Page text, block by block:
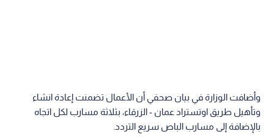
وأضافت الوزارة في بيان صحفي أن الأعمال تضمنت إعادة انشاء
وتأهيل طريق اوتستراد عمان - الزرقاء، بثلاثة مسارب لكل اتجاه
بالإضافة إلى مسارب الباص سريع التردد.